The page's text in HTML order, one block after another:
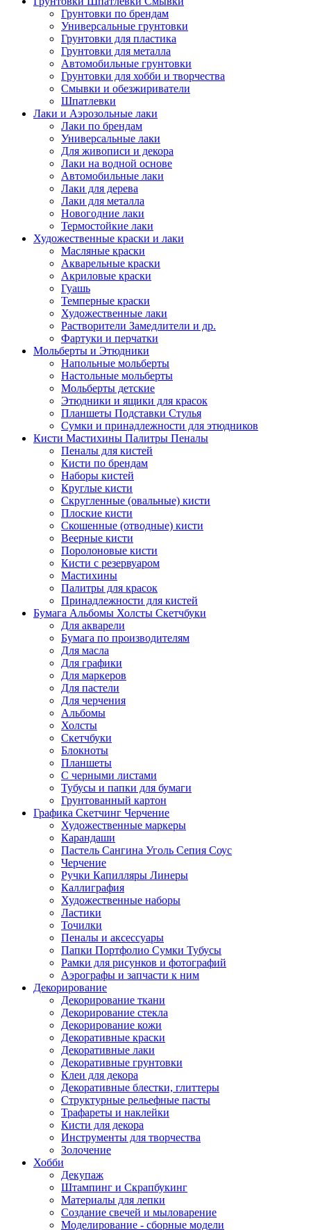
Грунтовки по брендам
Универсальные грунтовки
Грунтовки для пластика
Грунтовки для металла
Автомобильные грунтовки
Грунтовки для хобби и творчества
Смывки и обезжириватели
Шпатлевки
Лаки и Аэрозольные лаки
Лаки по брендам
Универсальные лаки
Для живописи и декора
Лаки на водной основе
Автомобильные лаки
Лаки для дерева
Лаки для металла
Новогодние лаки
Термостойкие лаки
Художественные краски и лаки
Масляные краски
Акварельные краски
Акриловые краски
Гуашь
Темперные краски
Художественные лаки
Растворители Замедлители и др.
Фартуки и перчатки
Мольберты и Этюдники
Напольные мольберты
Настольные мольберты
Мольберты детские
Этюдники и ящики для красок
Планшеты Подставки Стулья
Сумки и принадлежности для этюдников
Кисти Мастихины Палитры Пеналы
Пеналы для кистей
Кисти по брендам
Наборы кистей
Круглые кисти
Скругленные (овальные) кисти
Плоские кисти
Скошенные (отводные) кисти
Веерные кисти
Поролоновые кисти
Кисти с резервуаром
Мастихины
Палитры для красок
Принадлежности для кистей
Бумага Альбомы Холсты Скетчбуки
Для акварели
Бумага по производителям
Для масла
Для графики
Для маркеров
Для пастели
Для черчения
Альбомы
Холсты
Скетчбуки
Блокноты
Планшеты
С черными листами
Тубусы и папки для бумаги
Грунтованный картон
Графика Скетчинг Черчение
Художественные маркеры
Карандаши
Пастель Сангина Уголь Сепия Соус
Черчение
Ручки Капилляры Линеры
Каллиграфия
Художественные наборы
Ластики
Точилки
Пеналы и аксессуары
Папки Портфолио Сумки Тубусы
Рамки для рисунков и фотографий
Аэрографы и запчасти к ним
Декорирование
Декорирование ткани
Декорирование стекла
Декорирование кожи
Декоративные краски
Декоративные лаки
Декоративные грунтовки
Клеи для декора
Декоративные блестки, глиттеры
Структурные рельефные пасты
Трафареты и наклейки
Кисти для декора
Инструменты для творчества
Золочение
Хобби
Декупаж
Штампинг и Скрапбукинг
Материалы для лепки
Создание свечей и мыловарение
Моделирование - сборные модели